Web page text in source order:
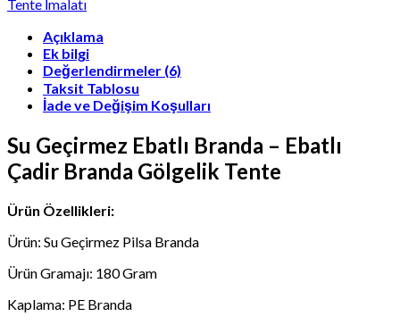
Çadır
Branda
adet
Tente İmalatı
Açıklama
Ek bilgi
Değerlendirmeler (6)
Taksit Tablosu
İade ve Değişim Koşulları
Su Geçirmez Ebatlı Branda – Ebatlı
Çadir Branda Gölgelik Tente
Ürün Özellikleri:
Ürün: Su Geçirmez Pilsa Branda
Ürün Gramajı: 180 Gram
Kaplama: PE Branda